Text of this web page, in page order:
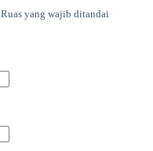
Ruas yang wajib ditandai